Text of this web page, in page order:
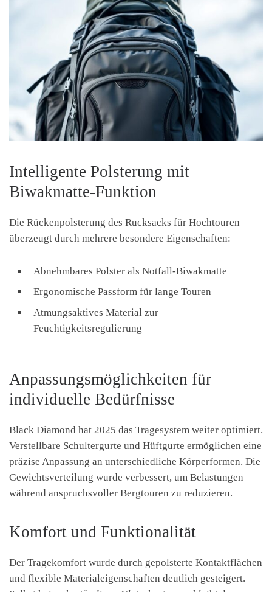
Intelligente Polsterung mit
Biwakmatte-Funktion
Die Rückenpolsterung des Rucksacks für Hochtouren
überzeugt durch mehrere besondere Eigenschaften:
Abnehmbares Polster als Notfall-Biwakmatte
Ergonomische Passform für lange Touren
Atmungsaktives Material zur
Feuchtigkeitsregulierung
Anpassungsmöglichkeiten für
individuelle Bedürfnisse
Black Diamond hat 2025 das Tragesystem weiter optimiert.
Verstellbare Schultergurte und Hüftgurte ermöglichen eine
präzise Anpassung an unterschiedliche Körperformen. Die
Gewichtsverteilung wurde verbessert, um Belastungen
während anspruchsvoller Bergtouren zu reduzieren.
Komfort und Funktionalität
Der Tragekomfort wurde durch gepolsterte Kontaktflächen
und flexible Materialeigenschaften deutlich gesteigert.